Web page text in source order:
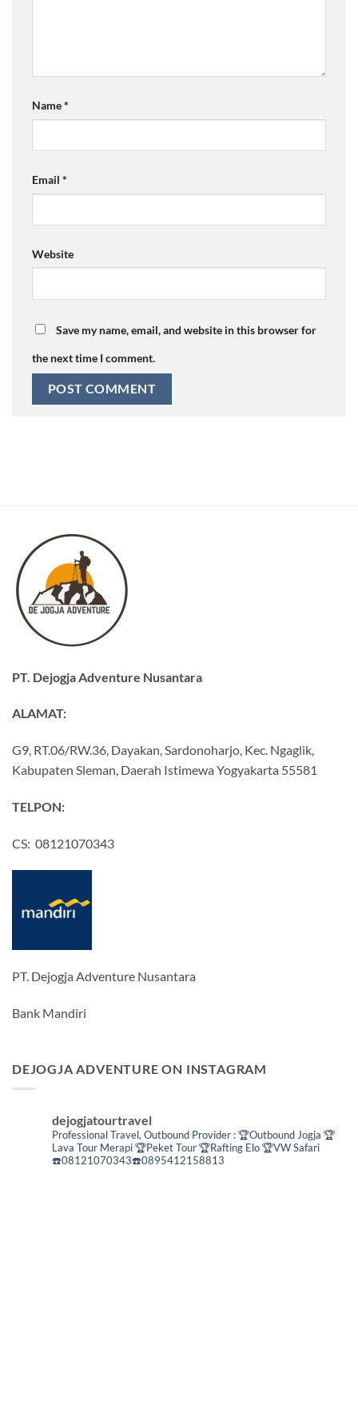
Name*
Email *
Website
Save my name, email, and website in this browser for
the next time I comment.
PT. Dejogja Adventure Nusantara
ALAMAT:
G9, RT.06/RW.36, Dayakan, Sardonoharjo, Kec. Ngaglik,
Kabupaten Sleman, Daerah Istimewa Yogyakarta 55581
TELPON:
CS: 08121070343
PT. Dejogja Adventure Nusantara
Bank Mandiri
DEJOGJA ADVENTURE ON INSTAGRAM
dejogjatourtravel
Professional Travel, Outbound Provider :🏆Outbound Jogja 🏆
Lava Tour Merapi🏆Peket Tour🏆Rafting Elo🏆VW Safari
☎️08121070343☎️0895412158813